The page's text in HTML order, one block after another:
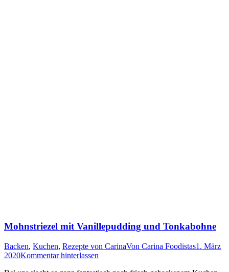
Mohnstriezel mit Vanillepudding und Tonkabohne
Backen, Kuchen, Rezepte von CarinaVon Carina Foodistas1. März
2020Kommentar hinterlassen